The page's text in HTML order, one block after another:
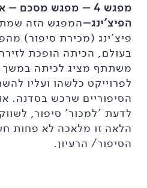
מפגש 4 – מפגש מסכם –
הפיצ'ינג–המפגש הזה
פיצ'ינג (מכירת סיפור)
בעולם, הכיתה הופכת
לפרוייקט כלשהו ועליו
הסיפוריים שרכש בסדנה.
לדעת 'למכור' סיפור,
הלאה זו מלאכה לא פחות
הסיפור/ הרעיון.